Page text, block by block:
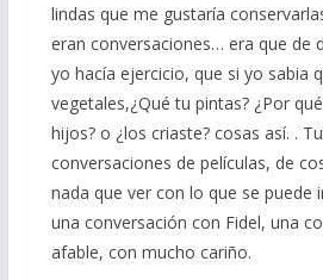
lindas que me gustaría
eran conversaciones… era que de
yo hacía ejercicio, que si yo sabia
vegetales,¿Qué tu pintas? ¿Por
hijos? o ¿los criaste? cosas así. .
conversaciones de películas, de
nada que ver con lo que se puede
una conversación con Fidel, una
afable, con mucho cariño.